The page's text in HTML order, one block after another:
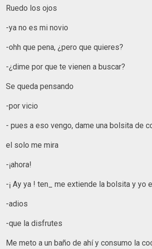
Ruedo los ojos
-ya no es mi novio
-ohh que pena, ¿pero que quieres?
-¿dime por que te vienen a buscar?
Se queda pensando
-por vicio
- pues a eso vengo, dame una bolsita de
el solo me mira
-¡ahora!
-¡ Ay ya ! ten_ me extiende la bolsita y yo
-adios
-que la disfrutes
Me meto a un baño de ahí y consumo la